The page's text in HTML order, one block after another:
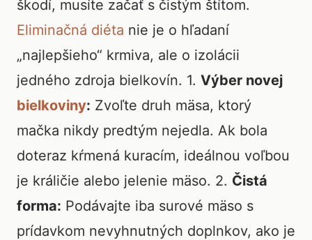
škodí, musíte začať s čistým štítom.
Eliminačná diéta nie je o hľadaní
„najlepšieho“ krmiva, ale o izolácii
jedného zdroja bielkovín. 1. Výber novej
bielkoviny: Zvoľte druh mäsa, ktorý
mačka nikdy predtým nejedla. Ak bola
doteraz kŕmená kuracím, ideálnou voľbou
je králičie alebo jelenie mäso. 2. Čistá
forma: Podávajte iba surové mäso s
prídavkom nevyhnutných doplnkov, ako je